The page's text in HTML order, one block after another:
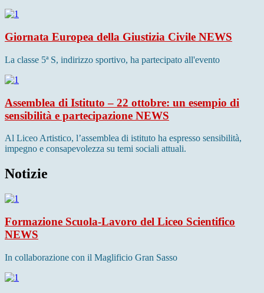
Giornata Europea della Giustizia Civile NEWS
La classe 5ª S, indirizzo sportivo, ha partecipato all'evento
Assemblea di Istituto – 22 ottobre: un esempio di
sensibilità e partecipazione NEWS
Al Liceo Artistico, l’assemblea di istituto ha espresso sensibilità,
impegno e consapevolezza su temi sociali attuali.
Notizie
Formazione Scuola-Lavoro del Liceo Scientifico
NEWS
In collaborazione con il Maglificio Gran Sasso